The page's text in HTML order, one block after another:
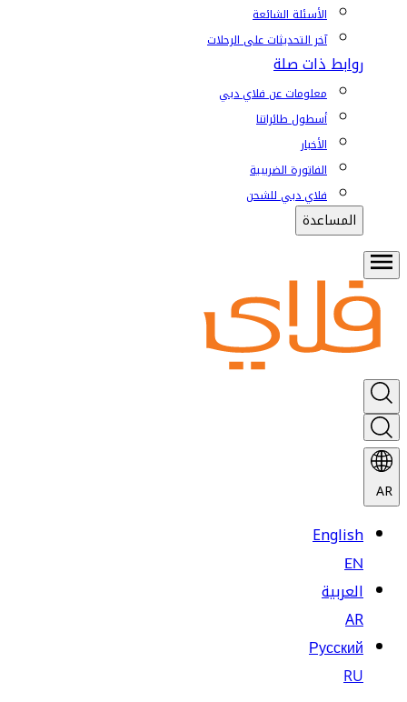
الأسئلة الشائعة
آخر التحديثات على الرحلات
روابط ذات صلة
معلومات عن فلاي دبي
أسطول طائراتنا
الأخبار
الفاتورة الضريبية
فلاي دبي للشحن
المساعدة
AR
English
EN
العربية
AR
Русский
RU